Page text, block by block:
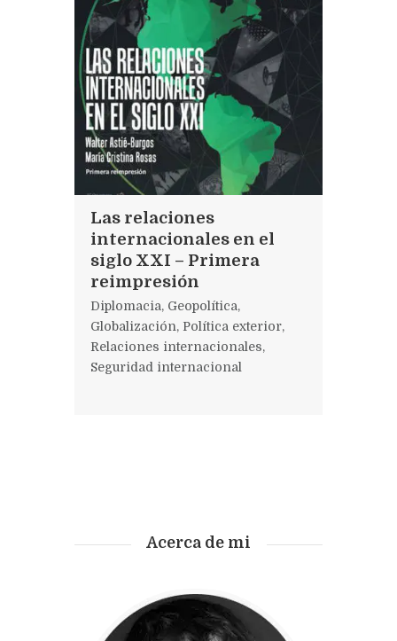
Las relaciones
internacionales en el
siglo XXI – Primera
reimpresión
Diplomacia, Geopolítica,
Globalización, Política exterior,
Relaciones internacionales,
Seguridad internacional
Acerca de mi